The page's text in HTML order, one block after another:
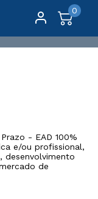
0
de
- EAD 100%
e/ou profissional,
desenvolvimento
de